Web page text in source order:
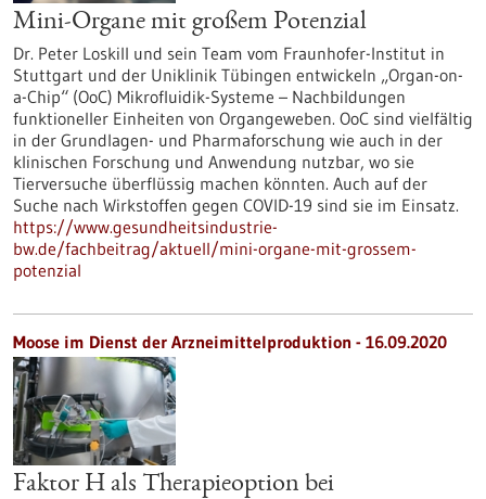
Mini-Organe mit großem Potenzial
Dr. Peter Loskill und sein Team vom Fraunhofer-Institut in
Stuttgart und der Uniklinik Tübingen entwickeln „Organ-on-
a-Chip“ (OoC) Mikrofluidik-Systeme – Nachbildungen
funktioneller Einheiten von Organgeweben. OoC sind vielfältig
in der Grundlagen- und Pharmaforschung wie auch in der
klinischen Forschung und Anwendung nutzbar, wo sie
Tierversuche überflüssig machen könnten. Auch auf der
Suche nach Wirkstoffen gegen COVID-19 sind sie im Einsatz.
https://www.gesundheitsindustrie-
bw.de/fachbeitrag/aktuell/mini-organe-mit-grossem-
potenzial
Moose im Dienst der Arzneimittelproduktion - 16.09.2020
Faktor H als Therapieoption bei